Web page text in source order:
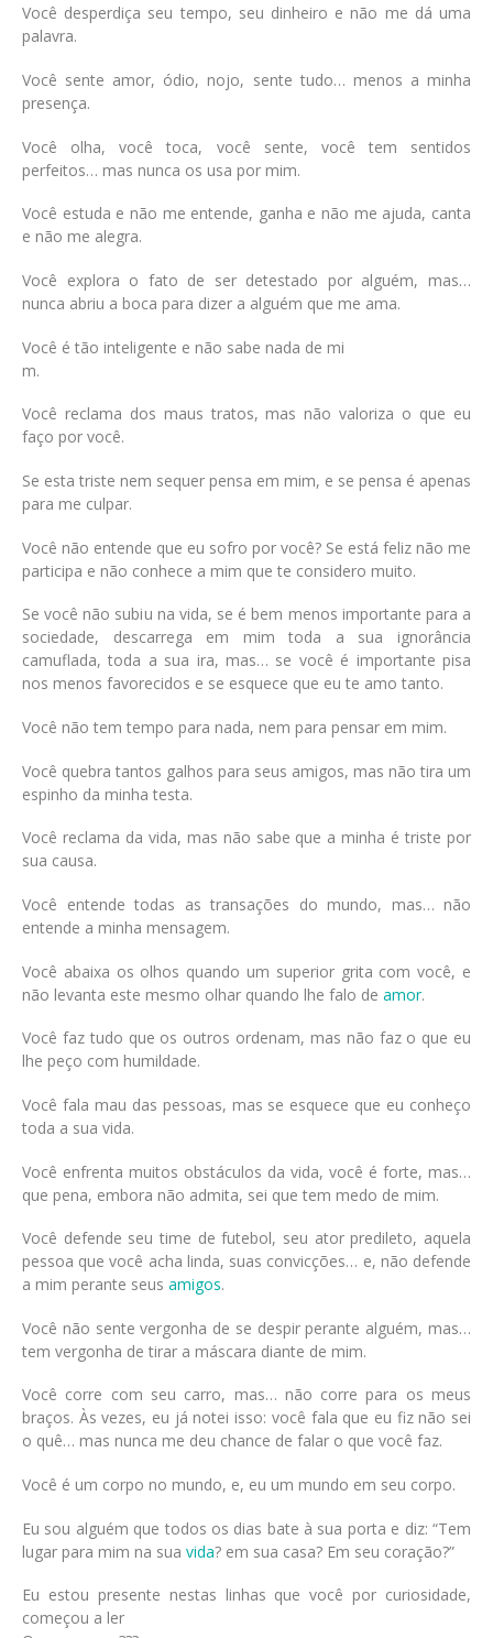
Você desperdiça seu tempo, seu dinheiro e não me dá uma
palavra.
Você sente amor, ódio, nojo, sente tudo… menos a minha
presença.
Você olha, você toca, você sente, você tem sentidos
perfeitos… mas nunca os usa por mim.
Você estuda e não me entende, ganha e não me ajuda, canta
e não me alegra.
Você explora o fato de ser detestado por alguém, mas…
nunca abriu a boca para dizer a alguém que me ama.
Você é tão inteligente e não sabe nada de mi
m.
Você reclama dos maus tratos, mas não valoriza o que eu
faço por você.
Se esta triste nem sequer pensa em mim, e se pensa é apenas
para me culpar.
Você não entende que eu sofro por você? Se está feliz não me
participa e não conhece a mim que te considero muito.
Se você não subiu na vida, se é bem menos importante para a
sociedade, descarrega em mim toda a sua ignorância
camuflada, toda a sua ira, mas… se você é importante pisa
nos menos favorecidos e se esquece que eu te amo tanto.
Você não tem tempo para nada, nem para pensar em mim.
Você quebra tantos galhos para seus amigos, mas não tira um
espinho da minha testa.
Você reclama da vida, mas não sabe que a minha é triste por
sua causa.
Você entende todas as transações do mundo, mas… não
entende a minha mensagem.
Você abaixa os olhos quando um superior grita com você, e
não levanta este mesmo olhar quando lhe falo de amor.
Você faz tudo que os outros ordenam, mas não faz o que eu
lhe peço com humildade.
Você fala mau das pessoas, mas se esquece que eu conheço
toda a sua vida.
Você enfrenta muitos obstáculos da vida, você é forte, mas…
que pena, embora não admita, sei que tem medo de mim.
Você defende seu time de futebol, seu ator predileto, aquela
pessoa que você acha linda, suas convicções… e, não defende
a mim perante seus amigos.
Você não sente vergonha de se despir perante alguém, mas…
tem vergonha de tirar a máscara diante de mim.
Você corre com seu carro, mas… não corre para os meus
braços. Às vezes, eu já notei isso: você fala que eu fiz não sei
o quê… mas nunca me deu chance de falar o que você faz.
Você é um corpo no mundo, e, eu um mundo em seu corpo.
Eu sou alguém que todos os dias bate à sua porta e diz: “Tem
lugar para mim na sua vida? em sua casa? Em seu coração?”
Eu estou presente nestas linhas que você por curiosidade,
começou a ler